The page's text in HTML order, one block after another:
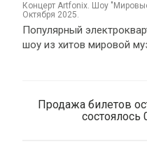
концерт Artfonix. Шоу "Мировые хиты на скрипках" в Москве 05
Октября 2025.
Популярный
шоу из хитов мировой
Продажа билетов
состоялось